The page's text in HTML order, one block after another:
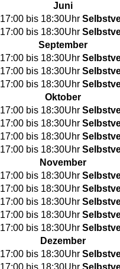
Juni
17:00 bis 18:30Uhr
17:00 bis 18:30Uhr
September
17:00 bis 18:30Uhr
17:00 bis 18:30Uhr
17:00 bis 18:30Uhr
Oktober
17:00 bis 18:30Uhr
17:00 bis 18:30Uhr
17:00 bis 18:30Uhr
17:00 bis 18:30Uhr
November
17:00 bis 18:30Uhr
17:00 bis 18:30Uhr
17:00 bis 18:30Uhr
17:00 bis 18:30Uhr
17:00 bis 18:30Uhr
Dezember
17:00 bis 18:30Uhr